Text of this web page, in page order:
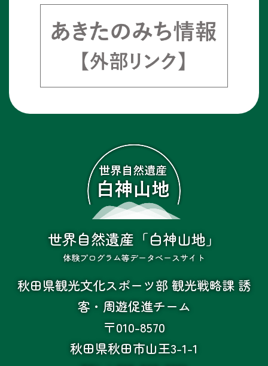
世界自然遺産「白神山地」
体験プログラム等データベースサイト
秋田県観光文化スポーツ部 観光戦略課 誘
客・周遊促進チーム
〒010-8570
秋田県秋田市山王3-1-1